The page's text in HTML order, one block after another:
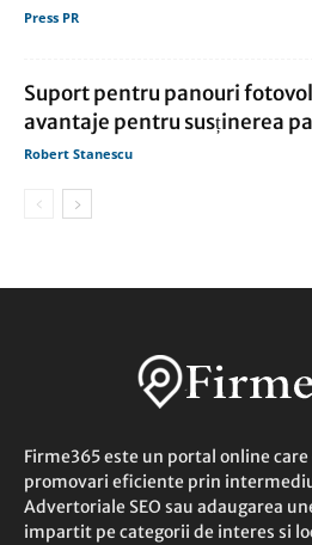
Press PR
Suport pentru panouri
avantaje pentru susținerea
Robert Stanescu
Firme365 este un portal online
promovari eficiente prin
Advertoriale SEO sau adaugarea
impartit pe categorii de interes si